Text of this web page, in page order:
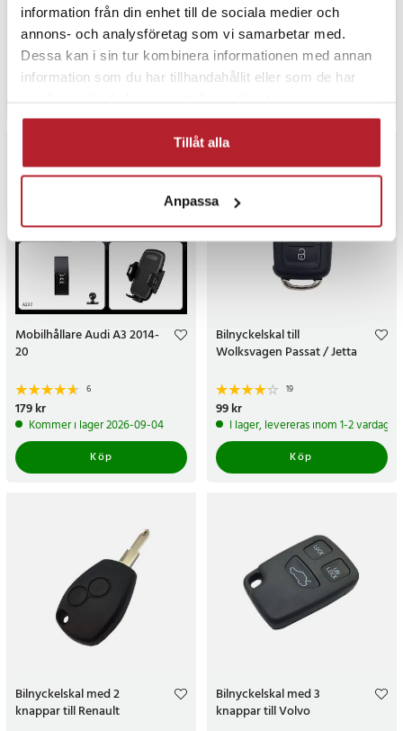
information från din enhet till de sociala medier och
annons- och analysföretag som vi samarbetar med.
Dessa kan i sin tur kombinera informationen med annan
information som du har tillhandahållit eller som de har
Tillåt alla
Anpassa
nyckelskal för Volvo S60r S80
V70 XC70 XC90
Pris
99 kr
99 kr
Tillfälligt slut, lev. tid ej bekräftad.
51117338569
3
Pris:119 kr
119 kr
Tillfälligt slut, lev. tid ej bekräftad.
Mobilhållare Audi A3 2014-
20
6
Pris:179 kr
179 kr
Kommer i lager 2026-09-04
Köp
Bilnyckelskal till
Wolksvagen Passat / Jetta
19
Pris:
99 kr
I lager, levereras inom 1-2 vardagar
Köp
Bilnyckelskal med 2
knappar till Renault
Bilnyckelskal med 3
knappar till Volvo